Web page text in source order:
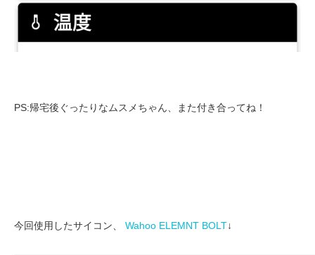
PS:帰宅後ぐったりなムスメちゃん、また付き合ってね！
今回使用したサイコン、 Wahoo ELEMNT BOLT↓